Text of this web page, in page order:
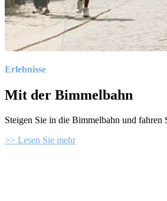
Erlebnisse
Mit der Bimmelbahn
Steigen Sie in die Bimmelbahn und
>> Lesen Sie mehr